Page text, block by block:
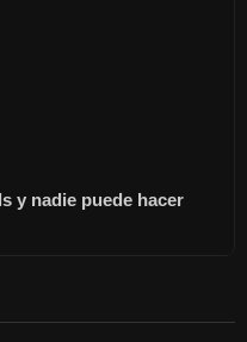
y nadie puede hacer